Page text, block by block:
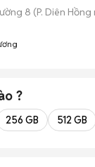
8 (P. Diên Hồng
?
256 GB 512 GB